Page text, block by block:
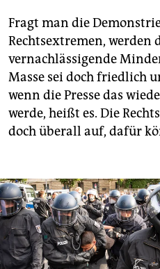
Fragt man die
Rechtsextremen, werden
vernachlässigende
Masse sei doch friedlich
wenn die Presse das
werde, heißt es. Die
doch überall auf, dafür